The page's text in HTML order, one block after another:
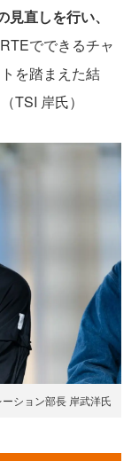
直しを行い、
でできるチャ
を踏まえた結
TSI 岸氏）
ション部長 岸武洋氏